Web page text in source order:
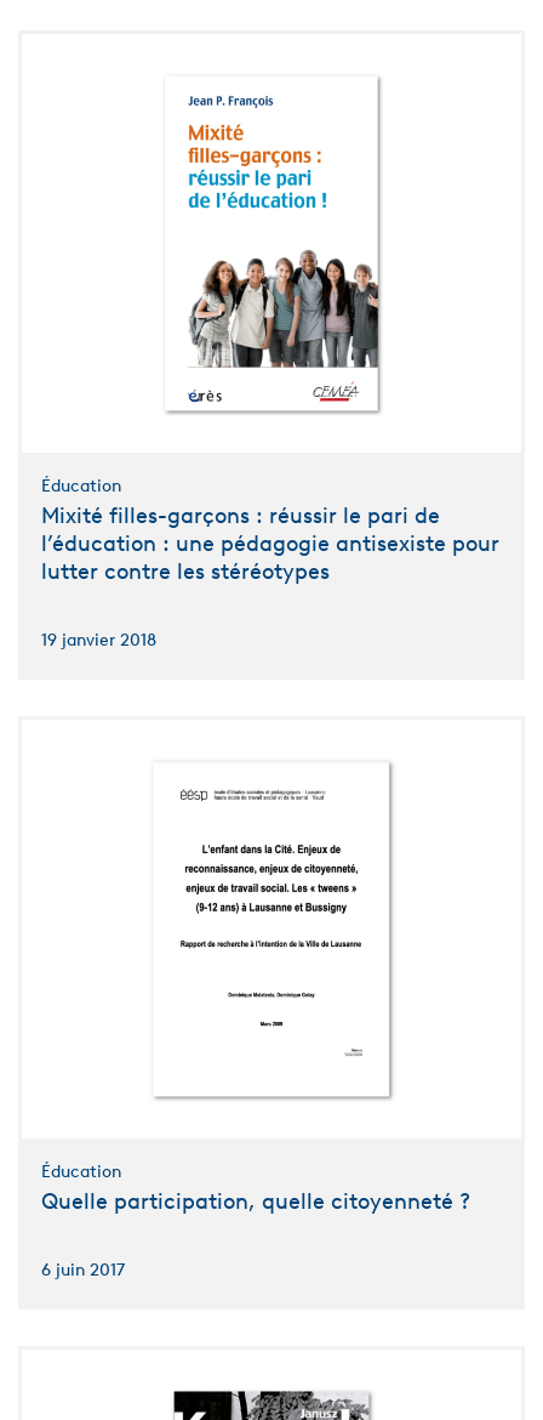
Éducation
Mixité filles-garçons : réussir le pari de
l’éducation : une pédagogie antisexiste pour
lutter contre les stéréotypes
19 janvier 2018
Éducation
Quelle participation, quelle citoyenneté ?
6 juin 2017